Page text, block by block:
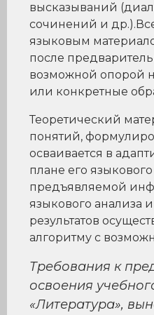
высказываний
сочинений и
языковым
после
возможной опорой
или конкретные
Теоретический
понятий,
осваивается в
плане его
предъявляемой
языкового анализа
результатов
алгоритму с
Требования к
освоения
«Литература»,